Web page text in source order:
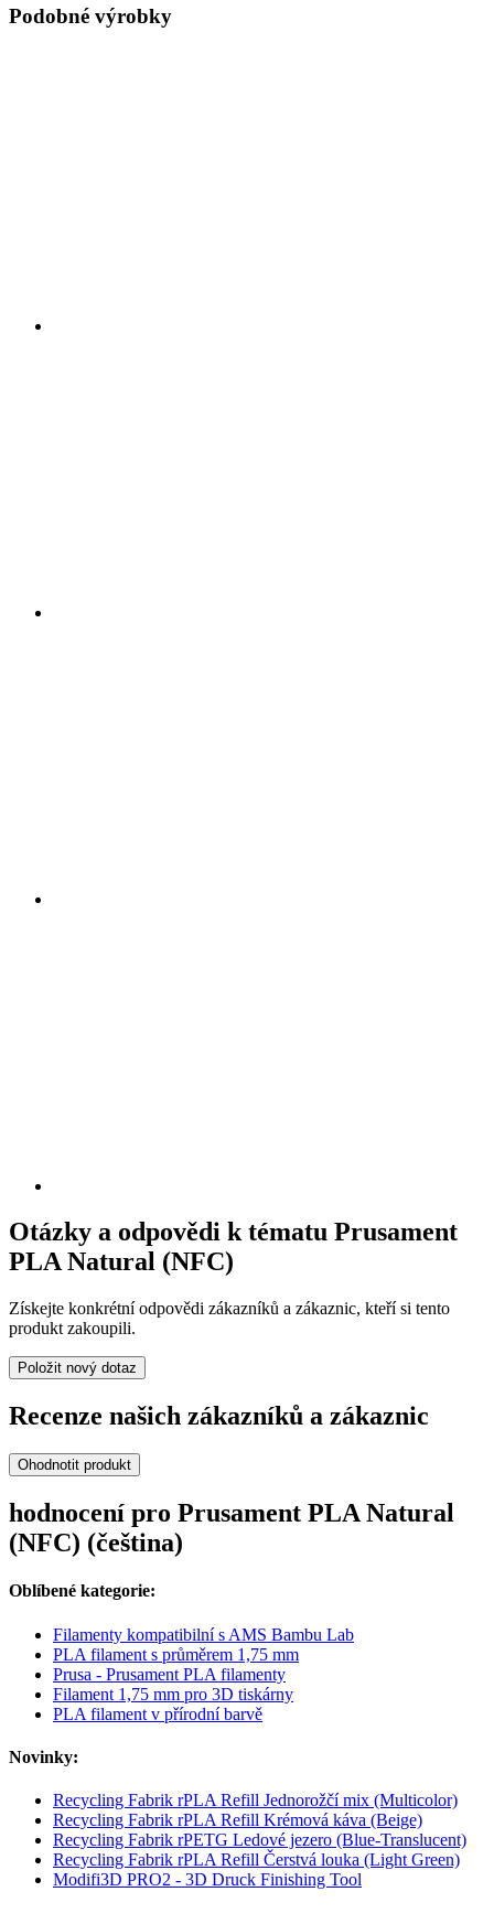
Podobné výrobky
Otázky a odpovědi k tématu Prusament
PLA Natural (NFC)
Získejte konkrétní odpovědi zákazníků a zákaznic, kteří si tento
produkt zakoupili.
Položit nový dotaz
Recenze našich zákazníků a zákaznic
Ohodnotit produkt
hodnocení pro Prusament PLA Natural
(NFC) (čeština)
Oblíbené kategorie:
Filamenty kompatibilní s AMS Bambu Lab
PLA filament s průměrem 1,75 mm
Prusa - Prusament PLA filamenty
Filament 1,75 mm pro 3D tiskárny
PLA filament v přírodní barvě
Novinky:
Recycling Fabrik rPLA Refill Jednorožčí mix (Multicolor)
Recycling Fabrik rPLA Refill Krémová káva (Beige)
Recycling Fabrik rPETG Ledové jezero (Blue-Translucent)
Recycling Fabrik rPLA Refill Čerstvá louka (Light Green)
Modifi3D PRO2 - 3D Druck Finishing Tool